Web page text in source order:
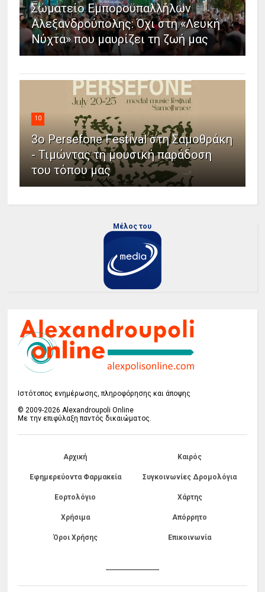
Σωματείο Εμποροϋπαλλήλων
Αλεξανδρούπολης: Όχι στη «Λευκή
Νύχτα» που μαυρίζει τη ζωή μας
10
3ο Persefone Festival στη Σαμοθράκη
- Τιμώντας τη μουσική παράδοση
του τόπου μας
Μέλος του
Ιστότοπος ενημέρωσης, πληροφόρησης και άποψης
© 2009-2026 Alexandroupoli Online
Με την επιφύλαξη παντός δικαιώματος.
Αρχική Καιρός
Εφημερεύοντα Φαρμακεία Συγκοινωνίες Δρομολόγια
Εορτολόγιο Χάρτης
Χρήσιμα Απόρρητο
Όροι Χρήσης Επικοινωνία
------------------------------